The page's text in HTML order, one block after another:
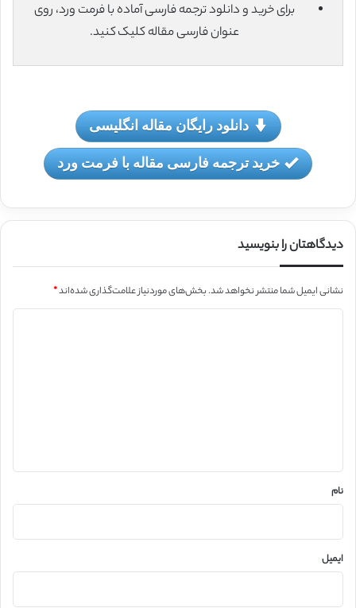
برای خرید و دانلود ترجمه فارسی آماده با فرمت ورد، روی
عنوان فارسی مقاله کلیک کنید.
دانلود رایگان مقاله انگلیسی
خرید ترجمه فارسی مقاله با فرمت ورد
دیدگاهتان را بنویسید
نشانی ایمیل شما منتشر نخواهد شد.بخش‌های موردنیاز علامت‌گذاری شده‌اند*
نام
ایمیل